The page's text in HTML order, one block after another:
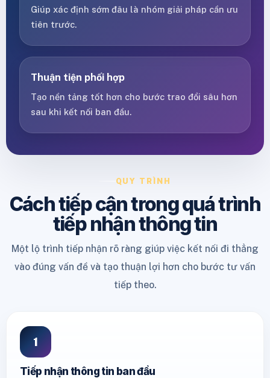
Giúp xác định sớm đâu là nhóm giải pháp cần ưu
tiên trước.
Thuận tiện phối hợp
Tạo nền tảng tốt hơn cho bước trao đổi sâu hơn
sau khi kết nối ban đầu.
QUY TRÌNH
Cách tiếp cận trong quá trình
tiếp nhận thông tin
Một lộ trình tiếp nhận rõ ràng giúp việc kết nối đi thẳng
vào đúng vấn đề và tạo thuận lợi hơn cho bước tư vấn
tiếp theo.
1
Tiếp nhận thông tin ban đầu